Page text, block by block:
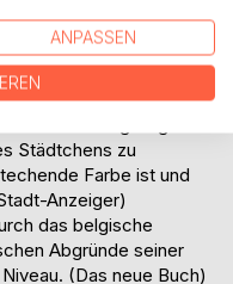
dieser so fein
überraschenden Ende
Bielefeld)
in einer fiktiven
Städtchens zu
Farbe ist und
Anzeiger)
das belgische
Abgründe seiner
(Das neue Buch)
ANPASSEN